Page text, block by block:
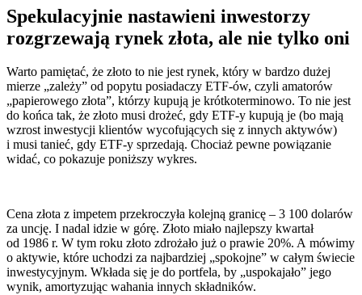
Spekulacyjnie nastawieni inwestorzy
rozgrzewają rynek złota, ale nie tylko oni
Warto pamiętać, że złoto to nie jest rynek, który w bardzo dużej
mierze „zależy” od popytu posiadaczy ETF-ów, czyli amatorów
„papierowego złota”, którzy kupują je krótkoterminowo. To nie jest
do końca tak, że złoto musi drożeć, gdy ETF-y kupują je (bo mają
wzrost inwestycji klientów wycofujących się z innych aktywów)
i musi tanieć, gdy ETF-y sprzedają. Chociaż pewne powiązanie
widać, co pokazuje poniższy wykres.
Cena złota z impetem przekroczyła kolejną granicę – 3 100 dolarów
za uncję. I nadal idzie w górę. Złoto miało najlepszy kwartał
od 1986 r. W tym roku złoto zdrożało już o prawie 20%. A mówimy
o aktywie, które uchodzi za najbardziej „spokojne” w całym świecie
inwestycyjnym. Wkłada się je do portfela, by „uspokajało” jego
wynik, amortyzując wahania innych składników.